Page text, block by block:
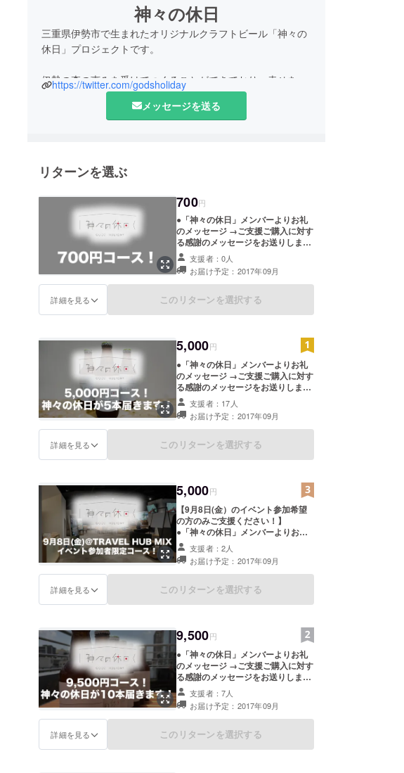
神々の休日
三重県伊勢市で生まれたオリジナルクラフトビール「神々の
休日」プロジェクトです。
伊勢の森の恵みを受けてつくることができており、幸せを
シェアするキャンペーンを実施しています。
https://twitter.com/godsholiday
メッセージを送る
リターンを選ぶ
700円
●「神々の休日」メンバーよりお礼
のメッセージ →ご支援ご購入に対す
る感謝のメッセージをお送りしま
す。 ●「神々の休日」デザイン限定
コースター →限定デザインのコース
ターをお送りします。 ●「神々の休
日」HPにお名前掲載 →HPに特別支
援者としてお名前を掲載します。
支援者：0人
お届け予定：2017年09月
詳細を見る このリターンを選択する
5,000円
●「神々の休日」メンバーよりお礼
のメッセージ →ご支援ご購入に対す
る感謝のメッセージをお送りしま
す。 ●「神々の休日」デザイン限定
コースター →限定デザインのコース
ターをお送りします。 ●「神々の休
日」HPにお名前掲載 →HPに特別支
援者としてお名前を掲載します。
待 →神々の休日ファン限定の秘密の
Facebookグループに招待します。
●「神々の休日」秘密のメールマガ
ジン配信 →神々の休日ファン限定の
メールマガジンを配信します。
支援者：17人
お届け予定：2017年09月
詳細を見る このリターンを選択する
5,000円
【9月8日(金）のイベント参加希望
の方のみご支援ください！】
●「神々の休日」メンバーよりお礼
のメッセージ →ご支援ご購入に対す
る感謝のメッセージをお送りしま
す。 ●「神々の休日」デザイン限定
コースター →限定デザインのコース
ターをお送りします。 ●「神々の休
ループに招待 →神々の休日ファン限
定の秘密のFacebookグループに招
待します。 ●「神々の休日」秘密の
メールマガジン配信 →神々の休日
ファン限定のメールマガジンを配信
します。 ●「神々の休日」イベント
9/8@東京の参加権利 →限定乾杯イ
ベントの参加権利です。 ●イベント
当日乾杯用「神々の休日」2本 →9/8
イベント当日に2本乾杯用でお渡し
支援者：2人
お届け予定：2017年09月
詳細を見る このリターンを選択する
9,500円
●「神々の休日」メンバーよりお礼
のメッセージ →ご支援ご購入に対す
る感謝のメッセージをお送りしま
す。 ●「神々の休日」デザイン限定
コースター →限定デザインのコース
ターをお送りします。 ●「神々の休
日」HPにお名前掲載 →HPに特別支
援者としてお名前を掲載します。
支援者：7人
お届け予定：2017年09月
詳細を見る このリターンを選択する